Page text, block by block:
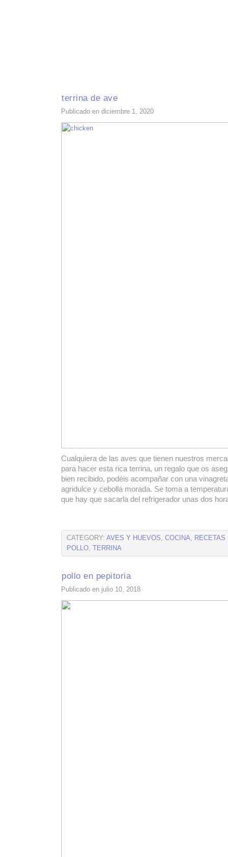
terrina de ave
Publicado en diciembre 1, 2020
Cualquiera de las aves que tienen nuestros
para hacer esta rica terrina, un regalo que os
bien recibido, podéis acompañar con una
agridulce y cebolla morada. Se toma a
que hay que sacarla del refrigerador unas dos
CATEGORY: AVES Y HUEVOS, COCINA, RECETAS
POLLO, TERRINA
pollo en pepitoria
Publicado en julio 10, 2018